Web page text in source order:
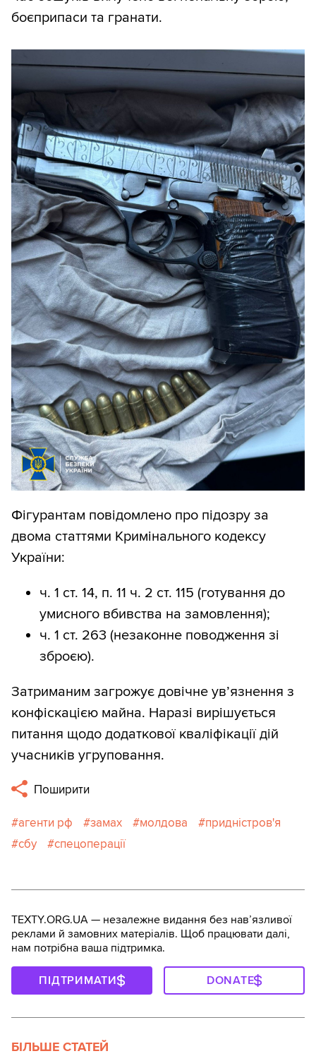
боєприпаси та гранати.
Фігурантам повідомлено про підозру за
двома статтями Кримінального кодексу
України:
ч. 1 ст. 14, п. 11 ч. 2 ст. 115 (готування до
умисного вбивства на замовлення);
ч. 1 ст. 263 (незаконне поводження зі
зброєю).
Затриманим загрожує довічне ув’язнення з
конфіскацією майна. Наразі вирішується
питання щодо додаткової кваліфікації дій
учасників угруповання.
Поширити
агенти рф замах молдова
придністров'я
сбу
спецоперації
TEXTY.ORG.UA — незалежне видання без навʼязливої
реклами й замовних матеріалів. Щоб працювати далі,
нам потрібна ваша підтримка.
ПІДТРИМАТИ DONATE
БІЛЬШЕ СТАТЕЙ